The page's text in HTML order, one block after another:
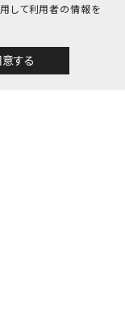
して利用者の情報を
する
Themes
定